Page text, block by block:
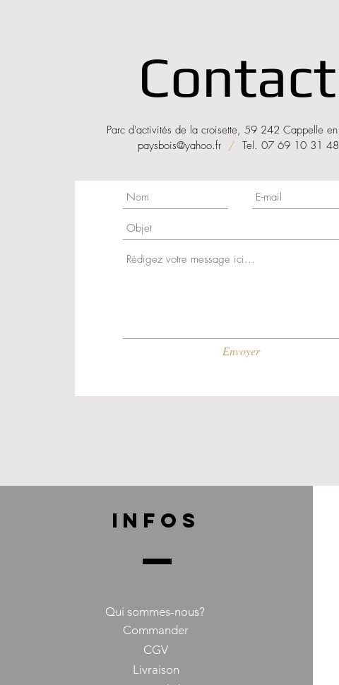
Contact
Parc d'activités de la croisette, 59 242 Cappelle en
paysbois@yahoo.fr / Tel. 07 69 10 31 48
Envoyer
INFOS
Qui sommes-nous?
Commander
CGV
Livraison